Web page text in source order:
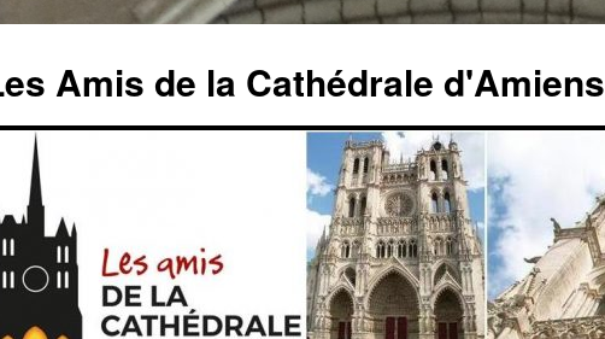
Amis de la Cathédrale d'Amiens